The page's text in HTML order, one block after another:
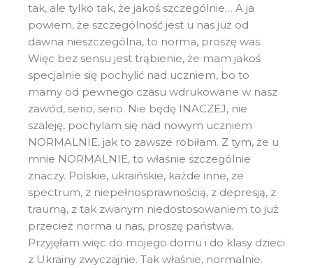
tak, ale tylko tak, że jakoś szczególnie… A ja
powiem, że szczególność jest u nas już od
dawna nieszczególna, to norma, proszę was.
Więc bez sensu jest trąbienie, że mam jakoś
specjalnie się pochylić nad uczniem, bo to
mamy od pewnego czasu wdrukowane w nasz
zawód, serio, serio. Nie będę INACZEJ, nie
szaleję, pochylam się nad nowym uczniem
NORMALNIE, jak to zawsze robiłam. Z tym, że u
mnie NORMALNIE, to właśnie szczególnie
znaczy. Polskie, ukraińskie, każde inne, ze
spectrum, z niepełnosprawnością, z depresją, z
traumą, z tak zwanym niedostosowaniem to już
przecież norma u nas, proszę państwa.
Przyjęłam więc do mojego domu i do klasy dzieci
z Ukrainy zwyczajnie. Tak właśnie, normalnie.